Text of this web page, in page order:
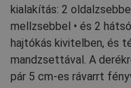
kialakítás: 2
mellzsebbel • és 2
hajtókás kivitelben, és
mandzsettával. A
pár 5 cm-es rávarrt